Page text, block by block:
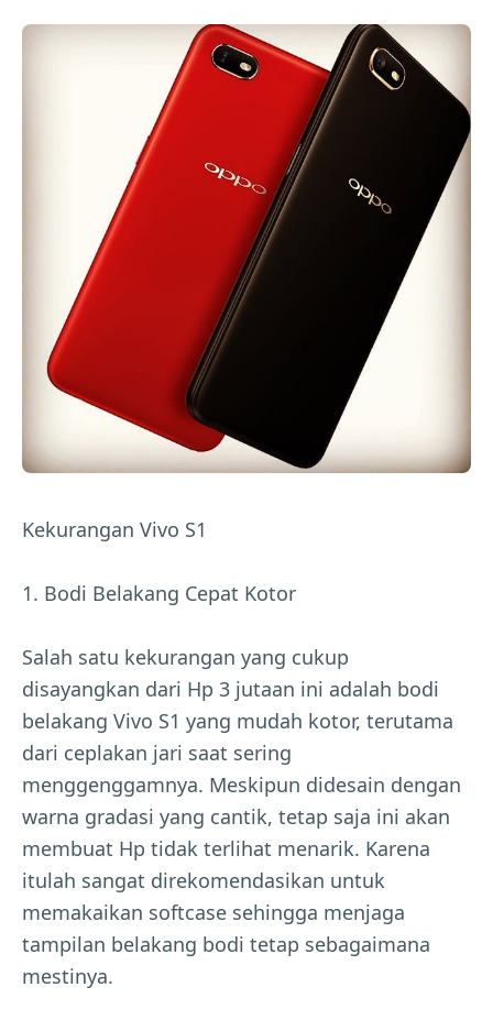
Kekurangan Vivo S1
1. Bodi Belakang Cepat Kotor
Salah satu kekurangan yang cukup
disayangkan dari Hp 3 jutaan ini adalah bodi
belakang Vivo S1 yang mudah kotor, terutama
dari ceplakan jari saat sering
menggenggamnya. Meskipun didesain dengan
warna gradasi yang cantik, tetap saja ini akan
membuat Hp tidak terlihat menarik. Karena
itulah sangat direkomendasikan untuk
memakaikan softcase sehingga menjaga
tampilan belakang bodi tetap sebagaimana
mestinya.